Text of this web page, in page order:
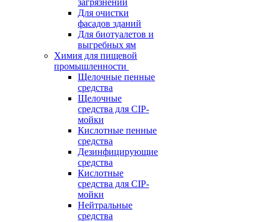
загрязнений
Для очистки
фасадов зданий
Для биотуалетов и
выгребных ям
Химия для пищевой
промышленности
Щелочные пенные
средства
Щелочные
средства для CIP-
мойки
Кислотные пенные
средства
Дезинфицирующие
средства
Кислотные
средства для CIP-
мойки
Нейтральные
средства